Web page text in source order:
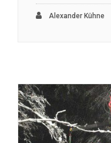
Alexander Kühne